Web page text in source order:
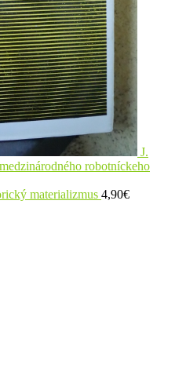
J.
robotníckeho
materializmus 4,90€